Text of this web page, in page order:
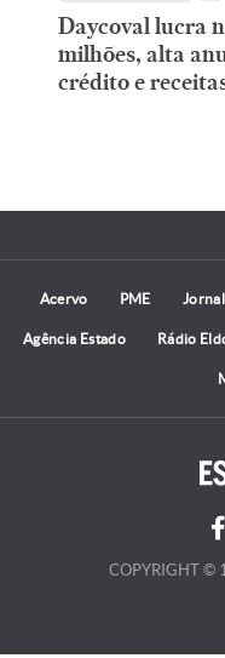
Daycoval lucra
milhões, alta
crédito e
Acervo PME
Agência Estado Rádio
COPYRIGHT ©